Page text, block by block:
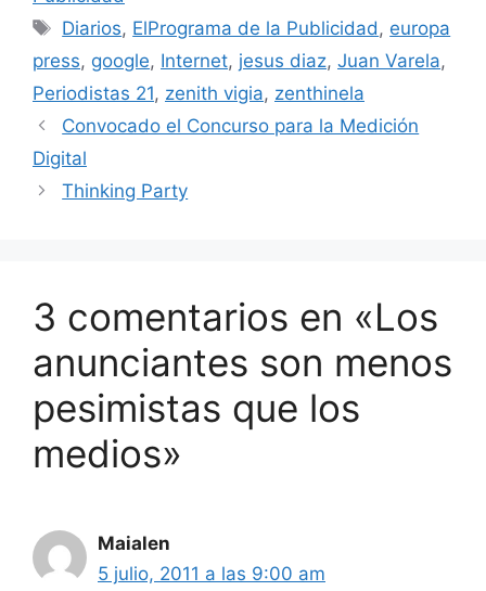
Etiquetas
Diarios, ElPrograma de la Publicidad , europa
press, google, Internet, jesus diaz, Juan Varela,
Periodistas 21, zenith vigia, zenthinela
Convocado el Concurso para la Medición
Digital
Thinking Party
3 comentarios en «Los
anunciantes son menos
pesimistas que los
medios»
Maialen
5 julio, 2011 a las 9:00 am